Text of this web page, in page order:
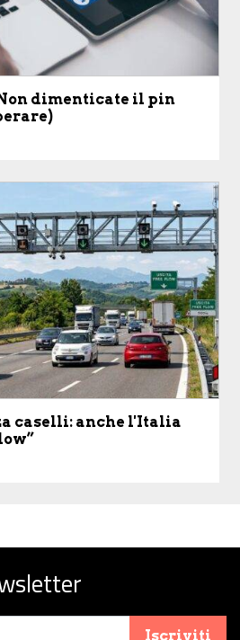
dimenticate il pin
caselli: anche l'Italia
Iscriviti